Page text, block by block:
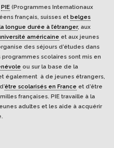
PIE (Programmes Internationaux
français, suisses et belges
longue durée à l’étranger, aux
américaine et aux jeunes
des séjours d’études dans
scolaires sont mis en
ou sur la base de la
également à de jeunes étrangers,
être scolarisés en France et d’être
françaises. PIE travaille à la
adultes et les aide à acquérir